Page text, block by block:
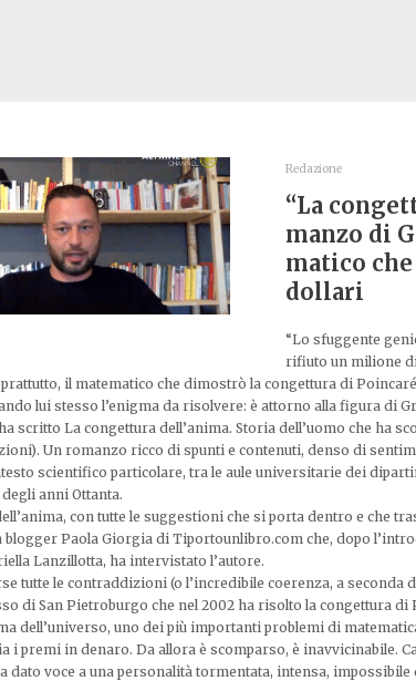
Redazione
“La
manzo di
matico
dollari
“Lo sfuggente
rifiuto un milione
il matematico che dimostrò la congettura di
lui stesso l’enigma da risolvere: è attorno alla figura di
scritto La congettura dell’anima. Storia dell’uomo che ha
Un romanzo ricco di spunti e contenuti, denso di
scientifico particolare, tra le aule universitarie dei
anni Ottanta.
con tutte le suggestioni che si porta dentro e che
blogger Paola Giorgia di Tiportounlibro.com che, dopo
Lanzillotta, ha intervistato l’autore.
tutte le contraddizioni (o l’incredibile coerenza, a seconda
di San Pietroburgo che nel 2002 ha risolto la congettura
dell’universo, uno dei più importanti problemi di
i premi in denaro. Da allora è scomparso, è inavvicinabile.
dato voce a una personalità tormentata, intensa, impossibile